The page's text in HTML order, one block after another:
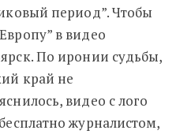
период”. Чтобы
в видео
По иронии судьбы,
край не
видео с лого
журналистом,